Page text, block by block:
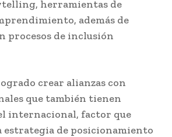
herramientas de
además de
procesos de inclusión
crear alianzas con
que también tienen
internacional, factor que
estrategia de posicionamiento